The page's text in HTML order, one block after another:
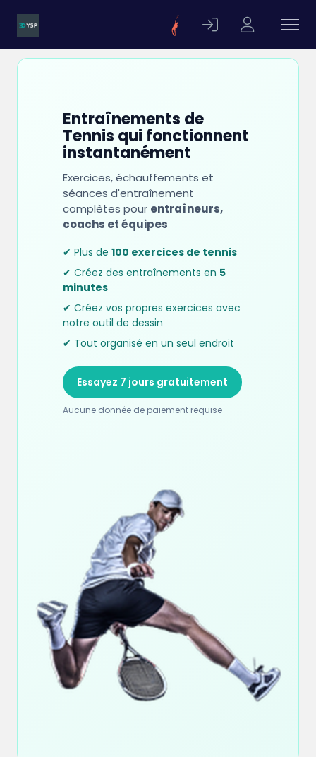
Entraînements de
Tennis qui fonctionnent
instantanément
Exercices, échauffements et
séances d'entraînement
complètes pour entraîneurs,
coachs et équipes
✔ Plus de 100 exercices de tennis
✔ Créez des entraînements en 5
minutes
✔ Créez vos propres exercices avec
notre outil de dessin
✔ Tout organisé en un seul endroit
Essayez 7 jours gratuitement
Aucune donnée de paiement requise